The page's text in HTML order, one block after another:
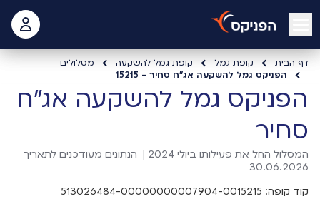
open mobile menu
דף הבית קופת גמל קופת גמל להשקעה
מסלולים
הפניקס גמל להשקעה אג"ח סחיר - 15215
הפניקס גמל להשקעה אג"ח
סחיר
המסלול החל את פעילותו ביולי 2024 |
הנתונים מעודכנים לתאריך
30.06.2026
קוד קופה: 513026484-00000000007904-0015215